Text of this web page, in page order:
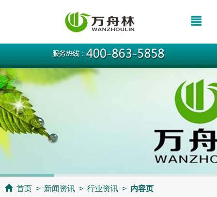
当前位置：
首页 > 新闻资讯 > 行业资讯 > 内容页